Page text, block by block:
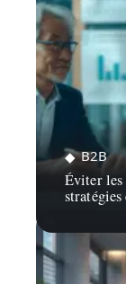
B2B
Éviter les